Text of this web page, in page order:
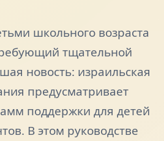
школьного возраста
тщательной
новость: израильская
предусматривает
поддержки для детей
В этом руководстве